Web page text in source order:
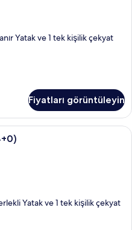
Yatak ve 1 tek kişilik çekyat
Fiyatları görüntüleyin
Yatak ve 1 tek kişilik çekyat